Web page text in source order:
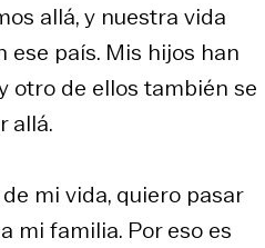
allá, y nuestra vida
país. Mis hijos han
otro de ellos también se
allá.
mi vida, quiero pasar
mi familia. Por eso es